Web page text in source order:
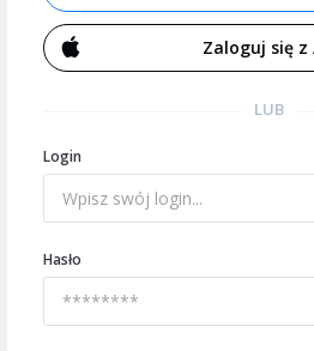
Zaloguj się z
LUB
Login
Hasło